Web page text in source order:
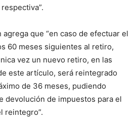
agrega que “en caso de efectuar el
60 meses siguientes al retiro,
vez un nuevo retiro, en las
este artículo, será reintegrado
de 36 meses, pudiendo
devolución de impuestos para el
reintegro”.